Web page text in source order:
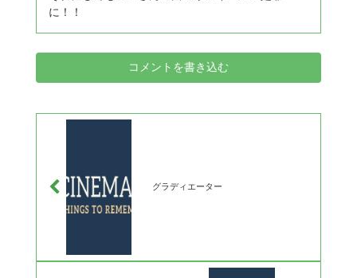
に！！
コメントを書き込む
グラディエーター